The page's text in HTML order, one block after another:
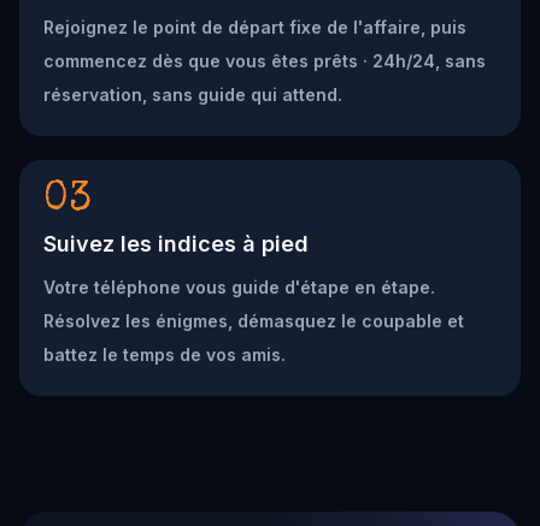
Rejoignez le point de départ fixe de l'affaire, puis
commencez dès que vous êtes prêts · 24h/24, sans
réservation, sans guide qui attend.
03
Suivez les indices à pied
Votre téléphone vous guide d'étape en étape.
Résolvez les énigmes, démasquez le coupable et
battez le temps de vos amis.